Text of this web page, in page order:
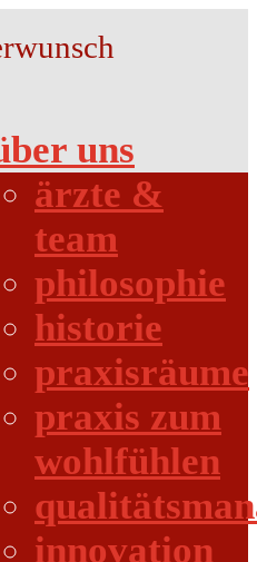
uns
ärzte &
team
philosophie
historie
praxisräume
praxis zum
wohlfühlen
innovation